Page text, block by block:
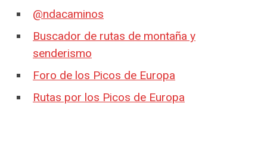
@ndacaminos
Buscador de rutas de montaña y
senderismo
Foro de los Picos de Europa
Rutas por los Picos de Europa